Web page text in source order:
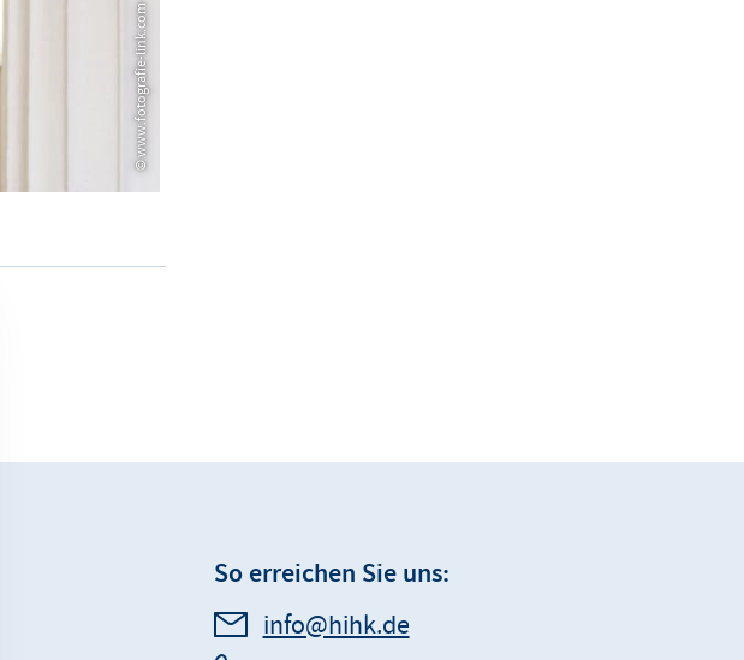
© www.fotografie-link.com
So erreichen Sie uns:
info@hihk.de